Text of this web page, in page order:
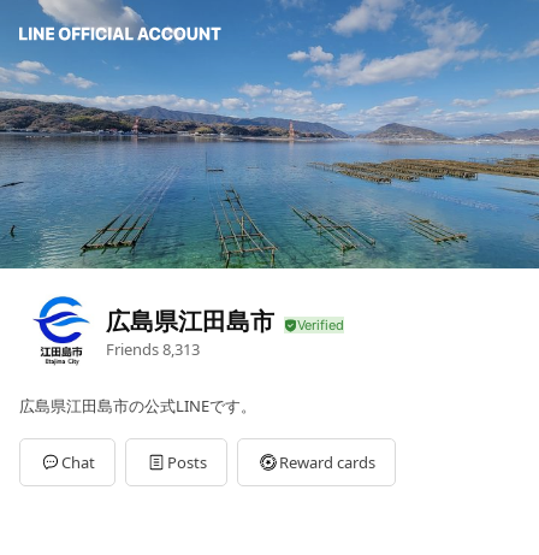
広島県江田島市
Friends8,313
広島県江田島市の公式LINEです。
Chat Posts Reward cards